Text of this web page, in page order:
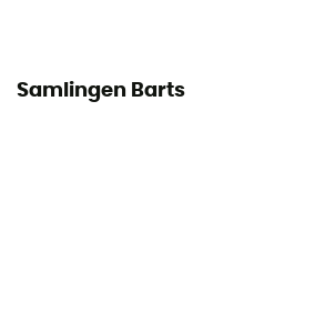
Samlingen Barts